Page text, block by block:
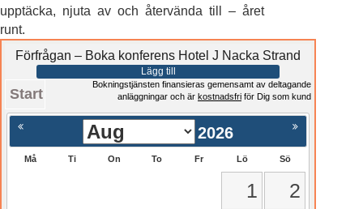
upptäcka, njuta av och återvända till – året
runt.
Förfrågan – Boka konferens Hotel J Nacka Strand
Lägg till
Start
Bokningstjänsten finansieras gemensamt av deltagande
anläggningar och är kostnadsfri för Dig som kund
2026
Må Ti On To Fr Lö Sö
1
2